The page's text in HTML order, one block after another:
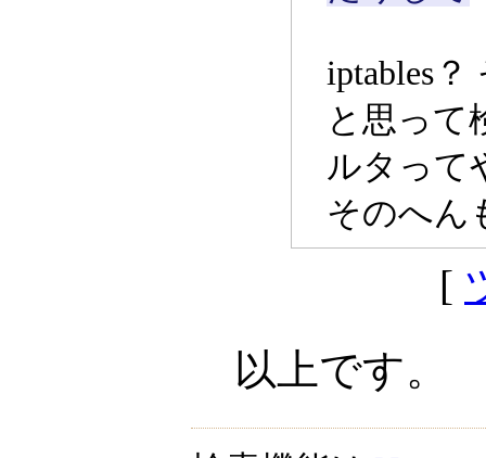
iptables
と思って
ルタっ
そのへん
[
以上です。